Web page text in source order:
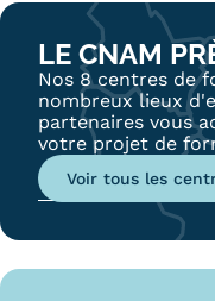
Home
raccourcis
LE CNAM
Nos 8 centres de
nombreux lieux
partenaires vous
votre projet de
Voir tous les